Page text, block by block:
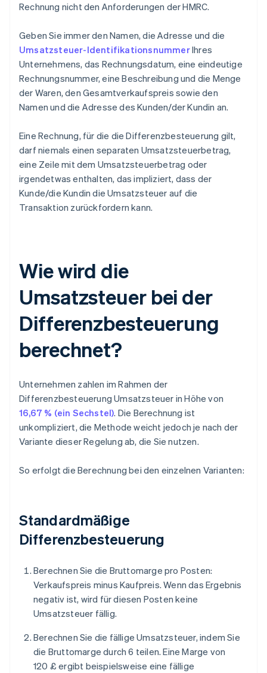
Rechnung nicht den Anforderungen der HMRC.
Geben Sie immer den Namen, die Adresse und die
Umsatzsteuer-IdentifikationsnummerIhres
Unternehmens, das Rechnungsdatum, eine eindeutige
Rechnungsnummer, eine Beschreibung und die Menge
der Waren, den Gesamtverkaufspreis sowie den
Namen und die Adresse des Kunden/der Kundin an.
Eine Rechnung, für die die Differenzbesteuerung gilt,
darf niemals einen separaten Umsatzsteuerbetrag,
eine Zeile mit dem Umsatzsteuerbetrag oder
irgendetwas enthalten, das impliziert, dass der
Kunde/die Kundin die Umsatzsteuer auf die
Transaktion zurückfordern kann.
Wie wird die
Umsatzsteuer bei der
Differenzbesteuerung
berechnet?
Unternehmen zahlen im Rahmen der
Differenzbesteuerung Umsatzsteuer in Höhe von
16,67 % (ein Sechstel). Die Berechnung ist
unkompliziert, die Methode weicht jedoch je nach der
Variante dieser Regelung ab, die Sie nutzen.
So erfolgt die Berechnung bei den einzelnen Varianten:
Standardmäßige
Differenzbesteuerung
Berechnen Sie die Bruttomarge pro Posten:
Verkaufspreis minus Kaufpreis. Wenn das Ergebnis
negativ ist, wird für diesen Posten keine
Umsatzsteuer fällig.
Berechnen Sie die fällige Umsatzsteuer, indem Sie
die Bruttomarge durch 6 teilen. Eine Marge von
120 £ ergibt beispielsweise eine fällige